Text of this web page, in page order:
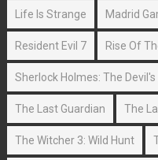
Life Is Strange Madrid
Resident Evil 7 Rise Of
Sherlock Holmes: The
The Last Guardian The
The Witcher 3: Wild Hunt